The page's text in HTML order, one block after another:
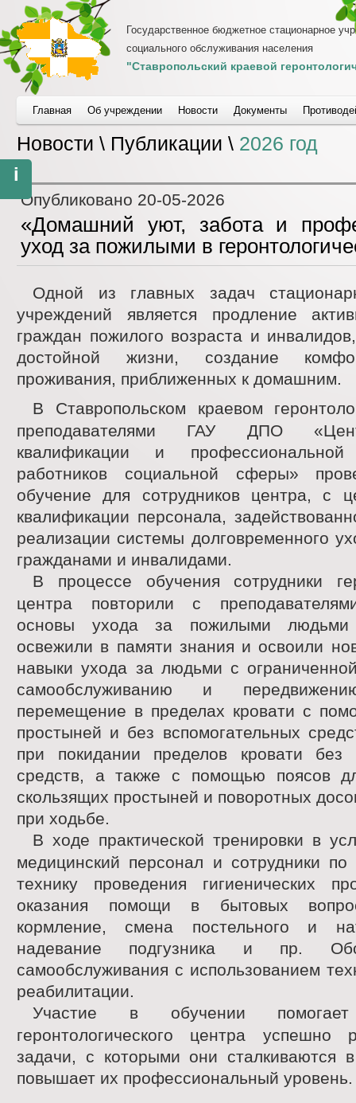
Государственное бюджетное стационарное
социального обслуживания населения
"Ставропольский краевой
i
Главная Об учреждении Новости Документы
Новости \ Публикации \ 2026 год
Опубликовано 20-05-2026
«Домашний уют, забота и
уход за пожилыми в
Одной из главных задач
учреждений является продление
граждан пожилого возраста и
достойной жизни, создание
проживания, приближенных к домашним.
В Ставропольском краевом
преподавателями ГАУ ДПО
квалификации и профессиональной
работников социальной сферы»
обучение для сотрудников центра, с
квалификации персонала,
реализации системы долговременного
гражданами и инвалидами.
В процессе обучения сотрудники
центра повторили с
основы ухода за пожилыми
освежили в памяти знания и освоили
навыки ухода за людьми с
самообслуживанию и
перемещение в пределах кровати с
простыней и без вспомогательных
при покидании пределов кровати без
средств, а также с помощью поясов
скользящих простыней и поворотных
при ходьбе.
В ходе практической тренировки в
медицинский персонал и сотрудники по
технику проведения гигиенических
оказания помощи в бытовых
кормление, смена постельного и
надевание подгузника и пр.
самообслуживания с использованием
реабилитации.
Участие в обучении помогает
геронтологического центра успешно
задачи, с которыми они сталкиваются
повышает их профессиональный уровень.